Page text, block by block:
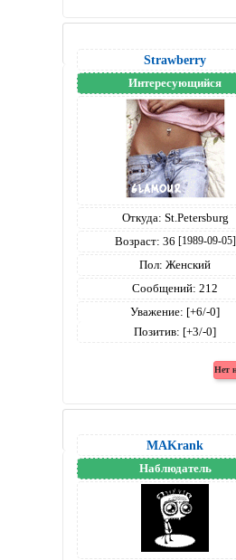
Strawberry
Интересующийся
Откуда: St.Petersburg
Возраст: 36 [1989-09-05]
Пол: Женский
Сообщений: 212
Уважение: [+6/-0]
Позитив: [+3/-0]
MAKrank
Наблюдатель